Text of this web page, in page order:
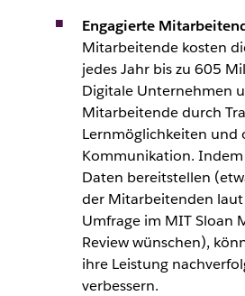
Engagierte
Mitarbeitendekosten
jedes Jahr bis zu 605
Digitale Unternehmen
Mitarbeitendedurch
Lernmöglichkeiten und
Kommunikation. Indem
Daten bereitstellen
der Mitarbeitenden
Umfrage im MIT Sloan
Review wünschen),
ihre Leistung
verbessern.